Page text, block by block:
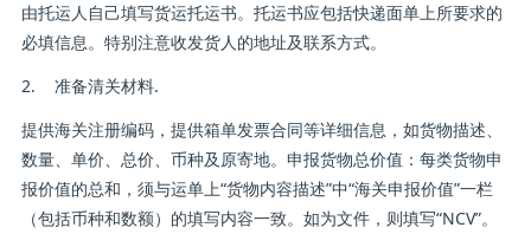
由托运人自己填写货运托运书。托运书应包括快递面单上所要求的
必填信息。特别注意收发货人的地址及联系方式。
2. 准备清关材料.
提供海关注册编码，提供箱单发票合同等详细信息，如货物描述、
数量、单价、总价、币种及原寄地。申报货物总价值：每类货物申
报价值的总和，须与运单上“货物内容描述”中“海关申报价值”一栏
（包括币种和数额）的填写内容一致。如为文件，则填写“NCV”。